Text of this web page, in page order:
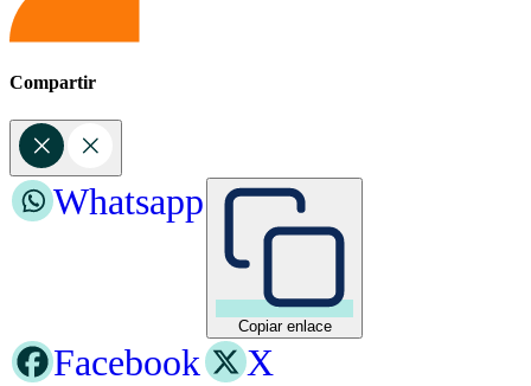
Compartir
Copiar enlace
Whatsapp
Facebook
X